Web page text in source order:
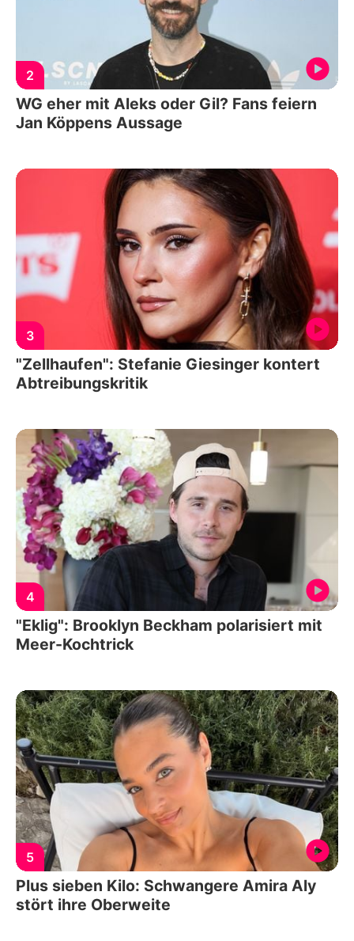
2
WG eher mit Aleks oder Gil? Fans feiern
Jan Köppens Aussage
3
"Zellhaufen": Stefanie Giesinger kontert
Abtreibungskritik
4
"Eklig": Brooklyn Beckham polarisiert mit
Meer-Kochtrick
5
Plus sieben Kilo: Schwangere Amira Aly
stört ihre Oberweite